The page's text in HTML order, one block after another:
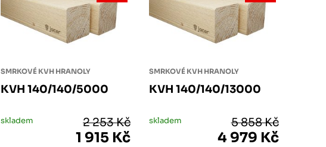
SMRKOVÉ KVH HRANOLY
KVH 140/140/5000
skladem 2 253 Kč
1 915 Kč
SMRKOVÉ KVH HRANOLY
KVH 140/140/13000
skladem 5 858 Kč
4 979 Kč